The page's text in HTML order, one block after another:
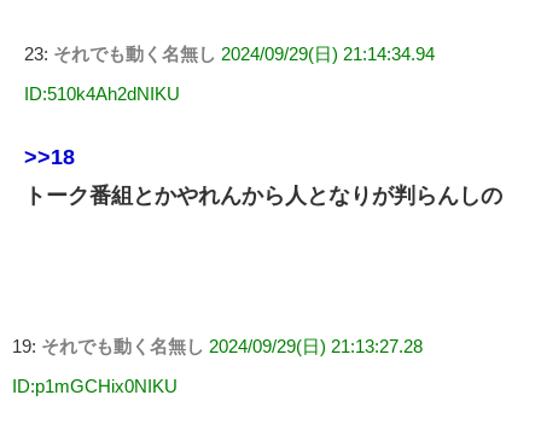
23: それでも動く名無し 2024/09/29(日) 21:14:34.94
ID:510k4Ah2dNIKU
>>18
トーク番組とかやれんから人となりが判らんしの
19: それでも動く名無し 2024/09/29(日) 21:13:27.28
ID:p1mGCHix0NIKU